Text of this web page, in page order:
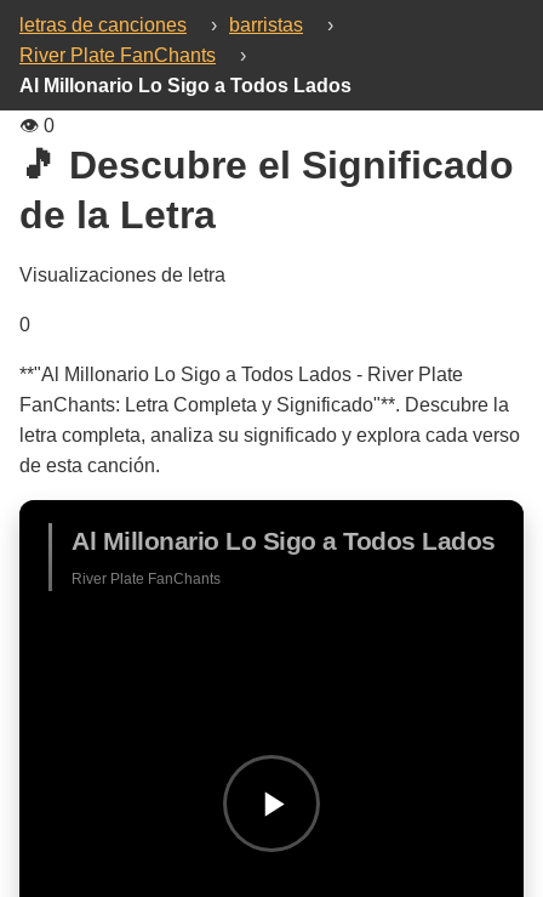
letras de canciones › barristas
›
River Plate FanChants
›
Al Millonario Lo Sigo a Todos Lados
👁️ 0
🎵 Descubre el Significado
de la Letra
Visualizaciones de letra
0
**"Al Millonario Lo Sigo a Todos Lados - River Plate
FanChants: Letra Completa y Significado"**. Descubre la
letra completa, analiza su significado y explora cada verso
de esta canción.
Al Millonario Lo Sigo a Todos Lados
River Plate FanChants